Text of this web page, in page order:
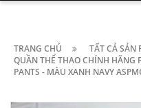
TRANG CHỦ
TẤT CẢ SẢN
QUẦN THỂ THAO CHÍNH HÃNG
PANTS - MÀU XANH NAVY